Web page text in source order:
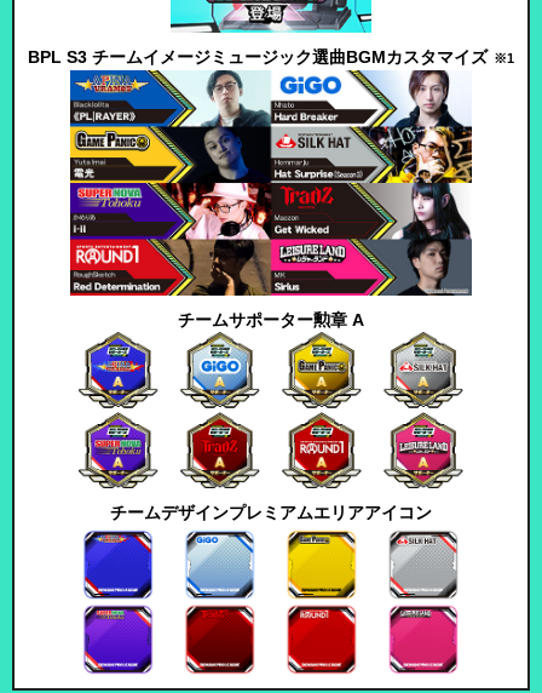
BPL S3 チームイメージミュージック選曲BGMカスタマイズ ※1
チームサポーター勲章 A
チームデザインプレミアムエリアアイコン